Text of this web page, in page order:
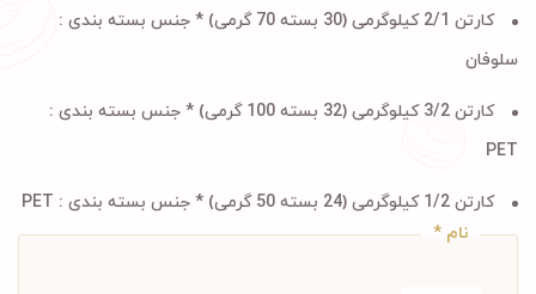
کارتن 2/1 کیلوگرمی (30 بسته 70 گرمی) * جنس بسته بندی :
سلوفان
کارتن 3/2 کیلوگرمی (32 بسته 100 گرمی) * جنس بسته بندی :
PET
کارتن 1/2 کیلوگرمی (24 بسته 50 گرمی) * جنس بسته بندی :
نام *